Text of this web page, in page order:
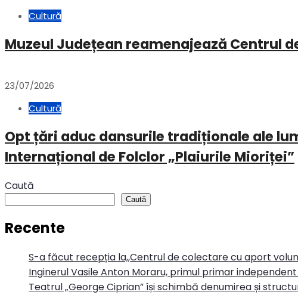
Cultură
Muzeul Județean reamenajează Centrul
23/07/2026
Cultură
Opt țări aduc dansurile tradiționale ale
Internațional de Folclor „Plaiurile Mioriței”
Caută
Caută
Recente
S-a făcut recepția la,,Centrul de colectare cu aport
Inginerul Vasile Anton Moraru, primul primar
Teatrul „George Ciprian” își schimbă denumirea și